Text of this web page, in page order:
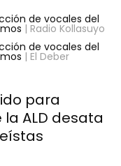
de vocales del
| Radio Kollasuyo
de vocales del
| El Deber
para
ALD desata